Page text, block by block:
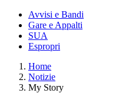
Avvisi e Bandi
Gare e Appalti
SUA
Espropri
Home
Notizie
My Story